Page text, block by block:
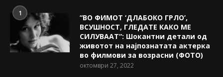
1
“ВО ФИМОТ ‘ДЛАБОКО ГРЛО’,
ВСУШНОСТ, ГЛЕДАТЕ КАКО МЕ
СИЛУВААТ“: Шокантни детали од
животот на најпознатата актерка
во филмови за возрасни (ФОТО)
октомври 27, 2022